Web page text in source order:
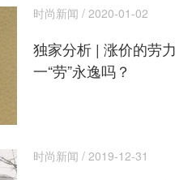
时尚新闻 / 2020-01-02
独家分析 | 涨价的劳
一“劳”永逸吗？
时尚新闻 / 2019-12-31